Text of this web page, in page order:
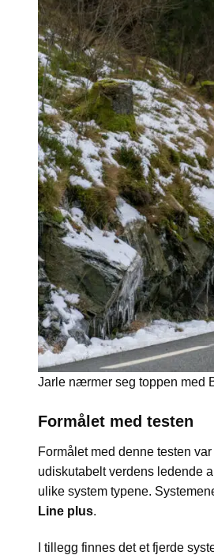
Jarle nærmer seg toppen med
Formålet med testen
Formålet med denne testen
udiskutabelt verdens ledende
ulike system typene.
Line plus.
I tillegg finnes det et fjerde